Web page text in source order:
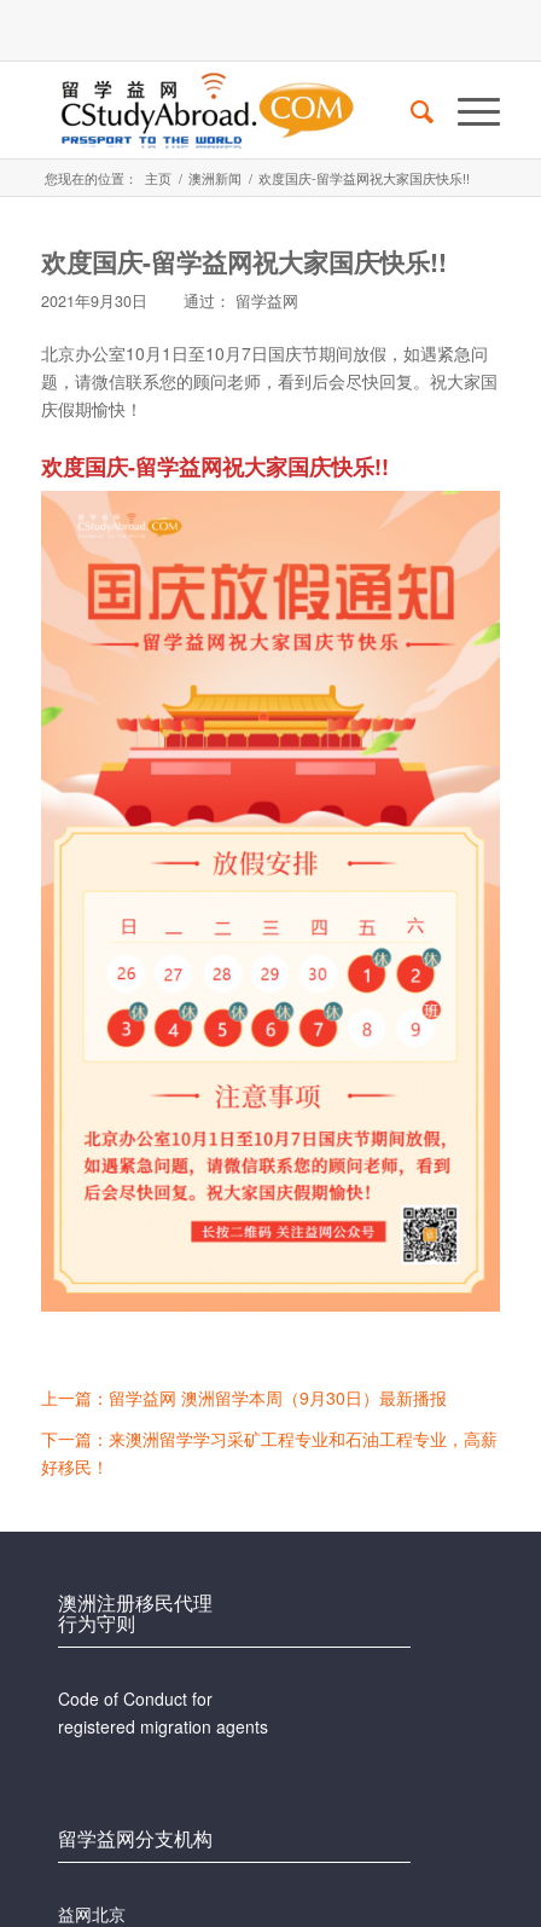
您现在的位置： 主页 / 澳洲新闻 / 欢度国庆-留学益网祝大家国庆快乐!!
欢度国庆-留学益网祝大家国庆快乐!!
2021年9月30日 通过： 留学益网
北京办公室10月1日至10月7日国庆节期间放假，如遇紧急问
题，请微信联系您的顾问老师，看到后会尽快回复。祝大家国
庆假期愉快！
欢度国庆-留学益网祝大家国庆快乐!!
上一篇：留学益网 澳洲留学本周（9月30日）最新播报
下一篇：来澳洲留学学习采矿工程专业和石油工程专业，高薪
好移民！
澳洲注册移民代理
行为守则
Code of Conduct for
registered migration agents
留学益网分支机构
益网北京